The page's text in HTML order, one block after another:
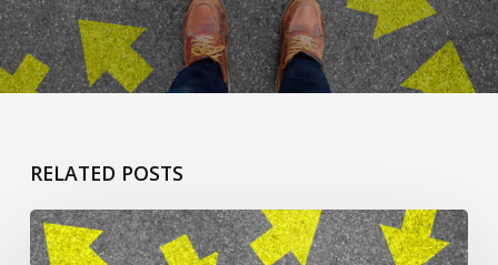
RELATED POSTS
ça
commence